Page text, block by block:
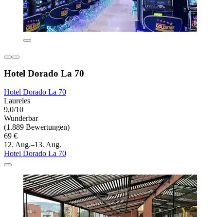
Hotel Dorado La 70
Hotel Dorado La 70
Laureles
9,0/10
Wunderbar
(1.889 Bewertungen)
69 €
12. Aug.–13. Aug.
Hotel Dorado La 70